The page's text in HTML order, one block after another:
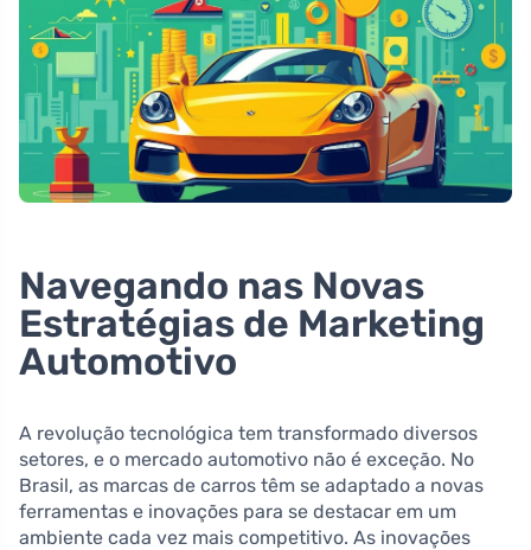
Navegando nas Novas
Estratégias de Marketing
Automotivo
A revolução tecnológica tem transformado diversos
setores, e o mercado automotivo não é exceção. No
Brasil, as marcas de carros têm se adaptado a novas
ferramentas e inovações para se destacar em um
ambiente cada vez mais competitivo. As inovações